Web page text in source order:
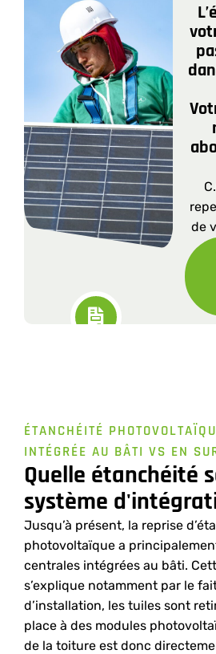
de
ÉTANCHÉITÉ
INTÉGRÉE AU BÂTI VS EN
Quelle étanchéité
système
Jusqu’à présent, la reprise
photovoltaïque a
centrales intégrées au bâti.
s’explique notamment par le
d’installation, les tuiles sont
place à des modules
de la toiture est donc